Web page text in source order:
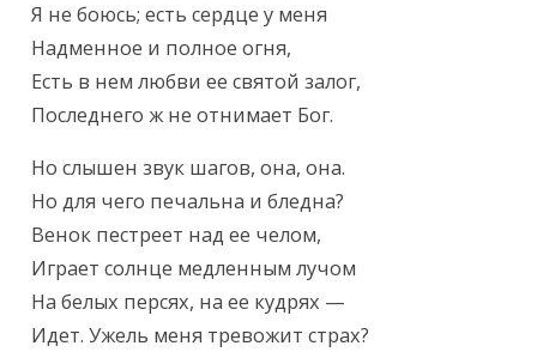
Я не боюсь; есть сердце у меня
Надменное и полное огня,
Есть в нем любви ее святой залог,
Последнего ж не отнимает Бог.
Но слышен звук шагов, она, она.
Но для чего печальна и бледна?
Венок пестреет над ее челом,
Играет солнце медленным лучом
На белых персях, на ее кудрях —
Идет. Ужель меня тревожит страх?